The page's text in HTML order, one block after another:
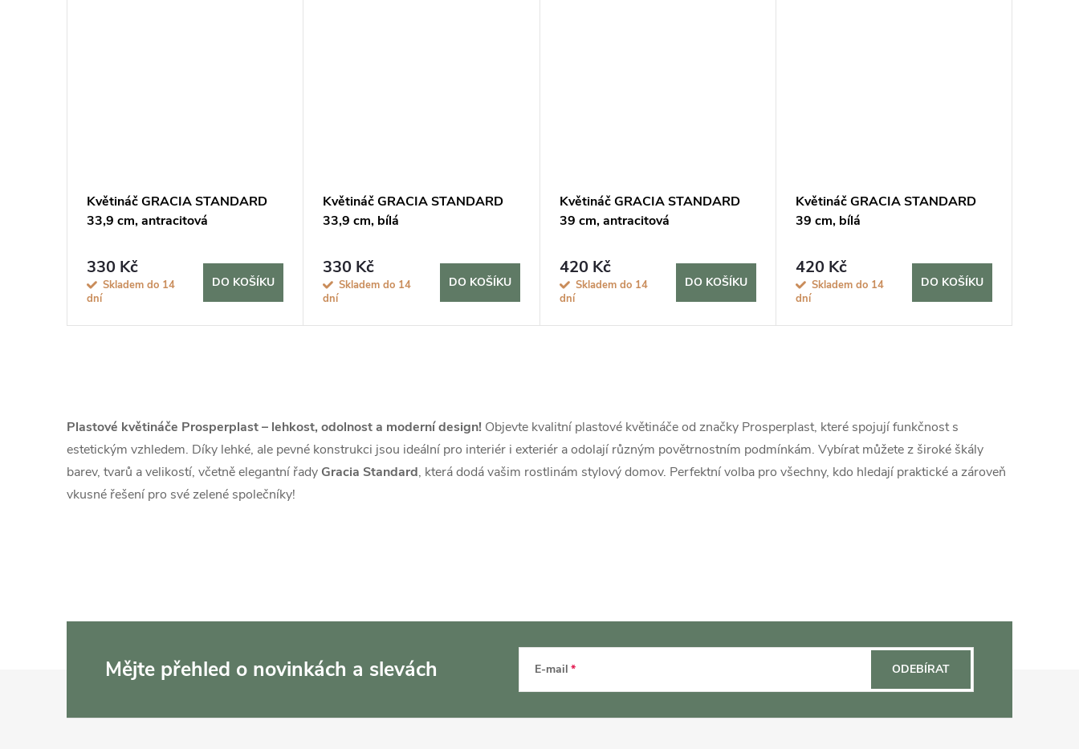
Květináč GRACIA STANDARD
33,9 cm, antracitová
330 Kč
Skladem do 14
dní
DO KOŠÍKU
Květináč GRACIA STANDARD
33,9 cm, bílá
330 Kč
Skladem do 14
dní
DO KOŠÍKU
Květináč GRACIA STANDARD
39 cm, antracitová
420 Kč
Skladem do 14
dní
DO KOŠÍKU
Květináč GRACIA STANDARD
39 cm, bílá
420 Kč
Skladem do 14
dní
DO KOŠÍKU
v
l
á
Plastové květináče Prosperplast – lehkost, odolnost a moderní design! Objevte kvalitní plastové květináče od značky Prosperplast, které spojují funkčnost s
estetickým vzhledem. Díky lehké, ale pevné konstrukci jsou ideální pro interiér i exteriér a odolají různým povětrnostním podmínkám. Vybírat můžete z široké škály
barev, tvarů a velikostí, včetně elegantní řady Gracia Standard, která dodá vašim rostlinám stylový domov. Perfektní volba pro všechny, kdo hledají praktické a zároveň
vkusné řešení pro své zelené společníky!
Mějte přehled o novinkách a slevách E-mail ODEBÍRAT